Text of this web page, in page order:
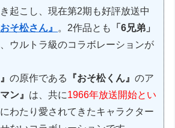
起こし、現在第2期も好評放送中
おそ松さん』 。2作品とも
「6兄弟」
ウルトラ級のコラボレーションが
の原作である 『おそ松くん』のア
ン』 は、共に1966年放送開始とい
わたり愛されてきたキャラクター